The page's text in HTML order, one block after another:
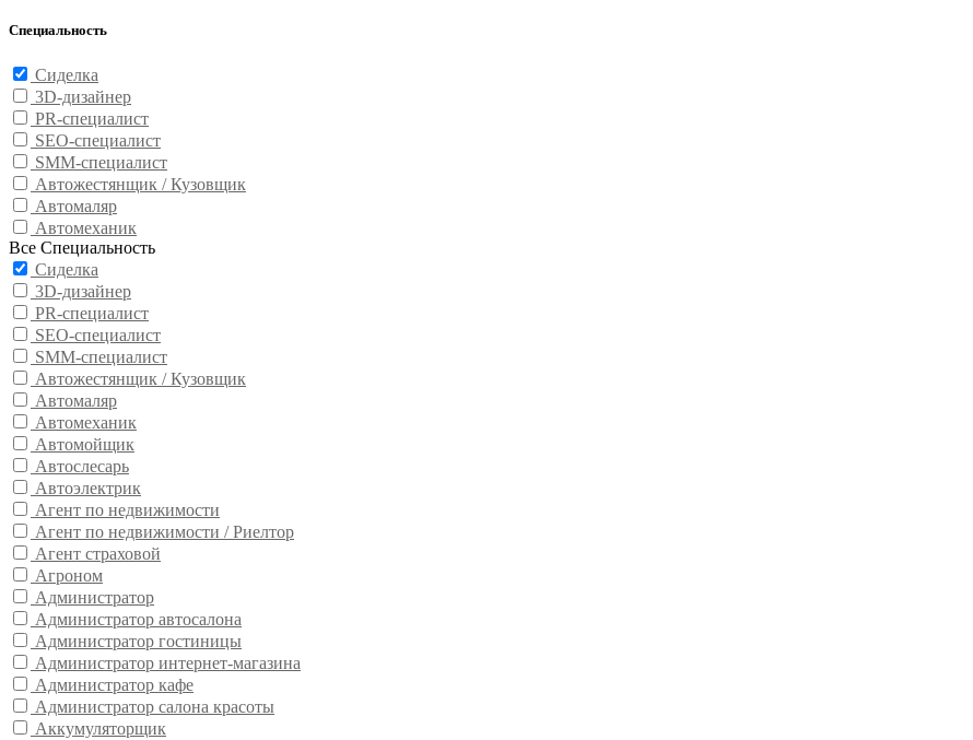
Специальность
Сиделка
3D-дизайнер
PR-специалист
SEO-специалист
SMM-специалист
Автожестянщик / Кузовщик
Автомаляр
Автомеханик
Все Специальность
Сиделка
3D-дизайнер
PR-специалист
SEO-специалист
SMM-специалист
Автожестянщик / Кузовщик
Автомаляр
Автомеханик
Автомойщик
Автослесарь
Автоэлектрик
Агент по недвижимости
Агент по недвижимости / Риелтор
Агент страховой
Агроном
Администратор
Администратор автосалона
Администратор гостиницы
Администратор интернет-магазина
Администратор кафе
Администратор салона красоты
Аккумуляторщик